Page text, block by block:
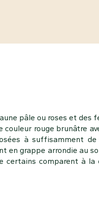
pâle ou roses et des
rouge brunâtre
à suffisamment de
en grappe arrondie au
certains comparent à la